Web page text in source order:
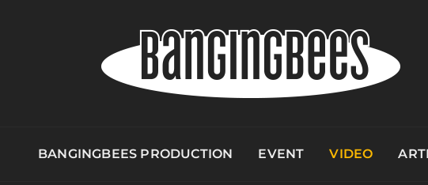
BANGINGBEES PRODUCTION EVENT VIDEO